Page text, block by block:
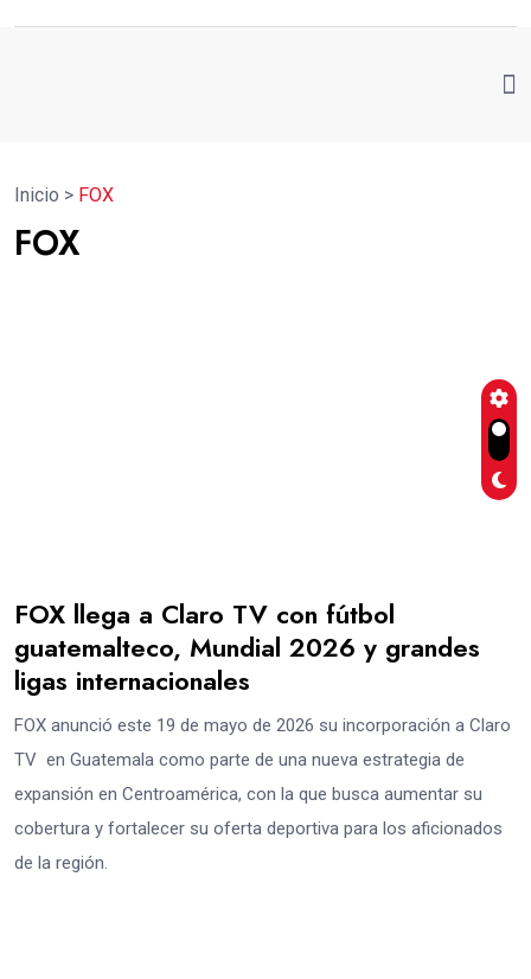
Inicio > FOX
FOX
FOX llega a Claro TV con fútbol
guatemalteco, Mundial 2026 y grandes
ligas internacionales
FOX anunció este 19 de mayo de 2026 su incorporación a Claro
TV en Guatemala como parte de una nueva estrategia de
expansión en Centroamérica, con la que busca aumentar su
cobertura y fortalecer su oferta deportiva para los aficionados
de la región.